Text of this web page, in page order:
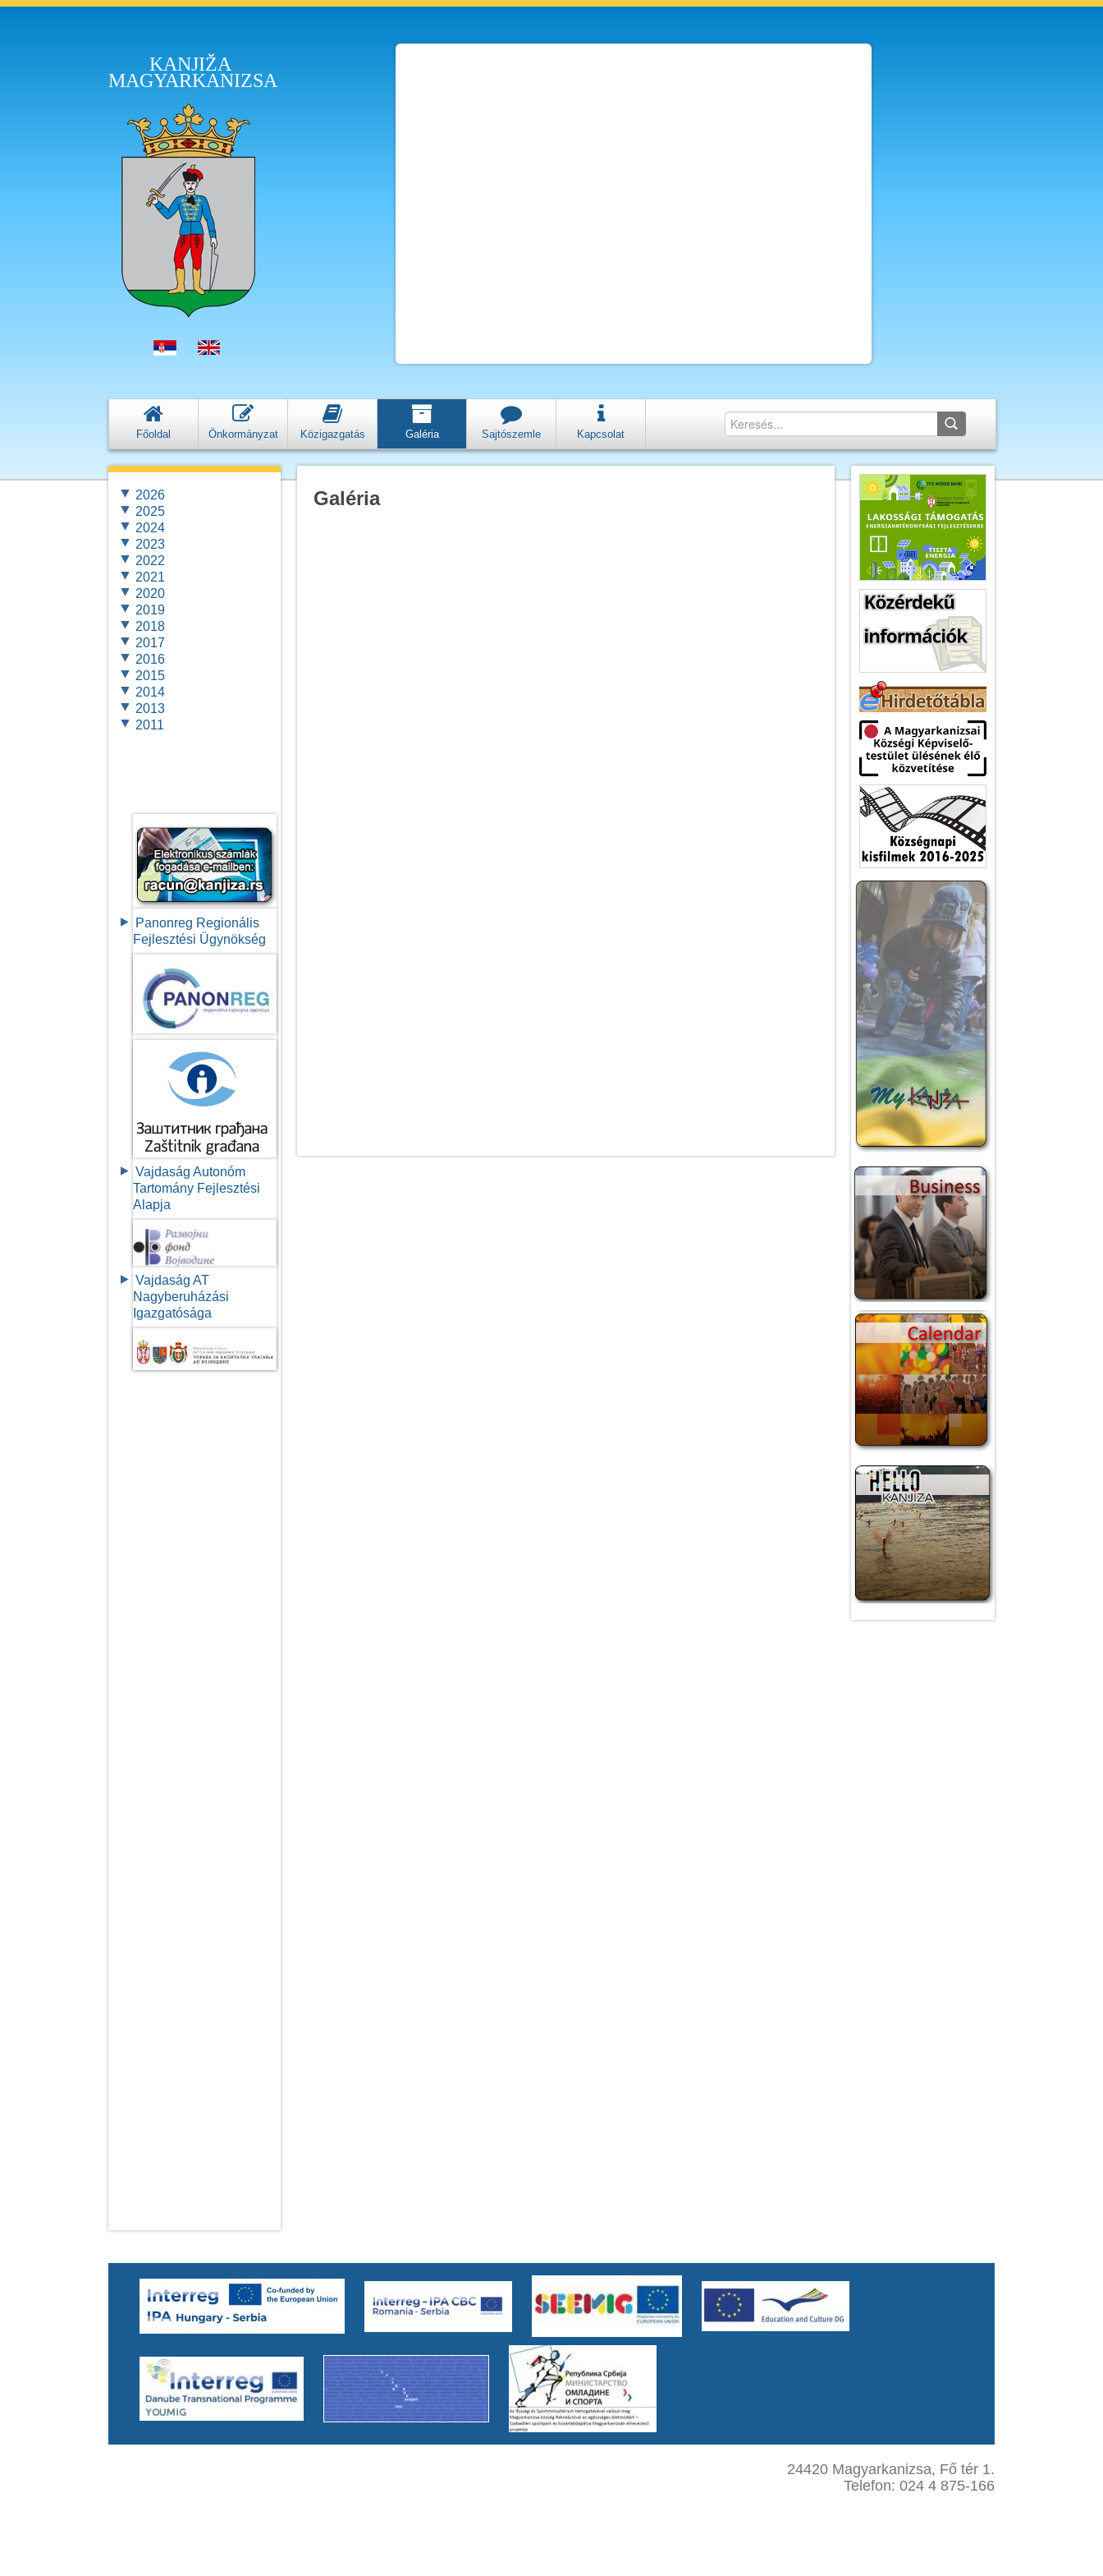
KANJIŽA
MAGYARKANIZSA
Főoldal Önkormányzat Közigazgatás Galéria Sajtószemle Kapcsolat
2026
2025
2024
2023
2022
2021
2020
2019
2018
2017
2016
2015
2014
2013
2011
Panonreg Regionális
Fejlesztési Ügynökség
Vajdaság Autonóm
Tartomány Fejlesztési
Alapja
Vajdaság AT
Nagyberuházási
Igazgatósága
Galéria
24420 Magyarkanizsa, Fő tér 1.
Telefon: 024 4 875-166